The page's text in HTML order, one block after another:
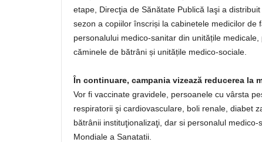
etape, Direcţia de Sănătate Publică Iaşi a
sezon a copiilor înscriși la cabinetele medicilor de
personalului medico-sanitar din unitățile
căminele de bătrâni și unitățile medico-sociale.
În continuare, campania vizează reducerea la
Vor fi vaccinate gravidele, persoanele cu vârsta
respiratorii şi cardiovasculare, boli renale, diabet
bătrânii instituţionalizaţi, dar si personalul
Mondiale a Sanatatii.